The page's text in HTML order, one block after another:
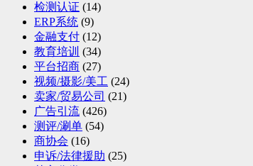
检测认证 (14)
ERP系统 (9)
金融支付 (12)
教育培训 (34)
平台招商 (27)
视频/摄影/美工 (24)
卖家/贸易公司 (21)
广告引流 (426)
测评/涮单 (54)
商协会 (16)
申诉/法律援助 (25)